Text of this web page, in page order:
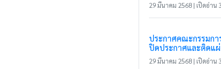
29 มีนาคม 2568 | เปิดอ่าน
ประกาศคณะกรรมก
ปิดประกาศและติดแ
29 มีนาคม 2568 | เปิดอ่าน